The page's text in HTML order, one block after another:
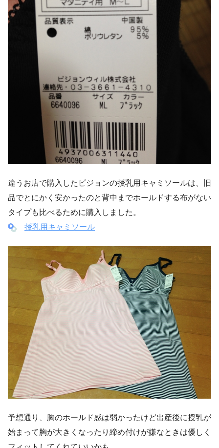
違うお店で購入したピジョンの授乳用キャミソールは、旧
品でとにかく安かったのと背中までホールドする布がない
タイプも比べるために購入しました。
授乳用キャミソール
予想通り、胸のホールド感は弱かったけど出産後に授乳が
始まって胸が大きくなったり締め付けが嫌なときは優しく